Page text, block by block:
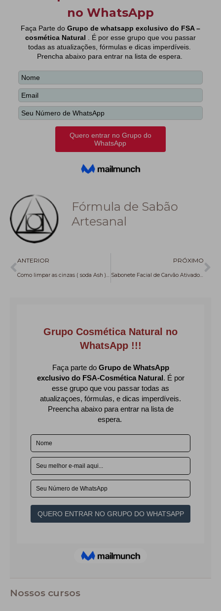
Fórmula de Sabão
Artesanal
Anterior
ANTERIOR
Como limpar as cinzas ( soda Ash ) do sabão
PRÓXIMO
Sabonete Facial de Carvão Ativado: Fórmula
Nossos cursos